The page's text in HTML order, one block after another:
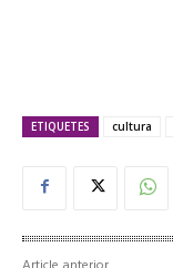
ETIQUETES cultura